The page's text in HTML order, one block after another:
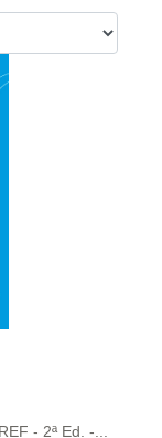
- 2ª Ed. -...